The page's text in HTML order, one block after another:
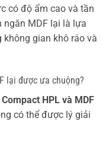
có độ ẩm cao và tần
ngăn MDF lại là lựa
gian khô ráo và
lại được ưa chuộng?
HPL và MDF
có thể được lý giải